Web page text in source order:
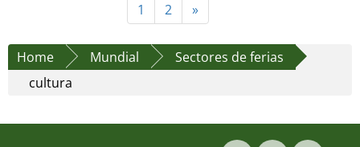
1 2 »
Home Mundial
Sectores de ferias
cultura